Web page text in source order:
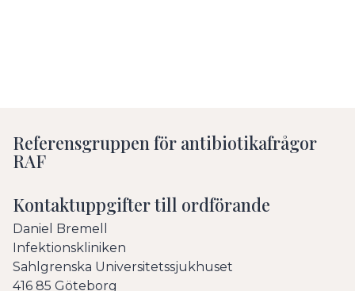
Referensgruppen för antibiotikafrågor
RAF
Kontaktuppgifter till ordförande
Daniel Bremell
Infektionskliniken
Sahlgrenska Universitetssjukhuset
416 85 Göteborg